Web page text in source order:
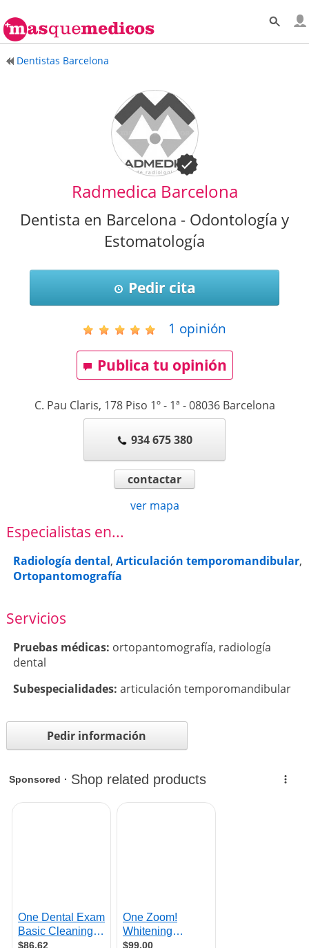
Dentistas Barcelona
Radmedica Barcelona
Dentista en Barcelona - Odontología y
Estomatología
Pedir cita
1 opinión
Publica tu opinión
C. Pau Claris, 178 Piso 1º - 1ª -08036 Barcelona
934 675 380
contactar
ver mapa
Especialistas en...
Radiología dental, Articulación temporomandibular,
Ortopantomografía
Servicios
Pruebas médicas: ortopantomografía, radiología
dental
Subespecialidades: articulación temporomandibular
Pedir información